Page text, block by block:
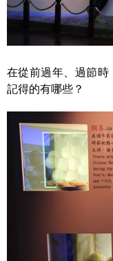
在從前過年、過節
記得的有哪些？